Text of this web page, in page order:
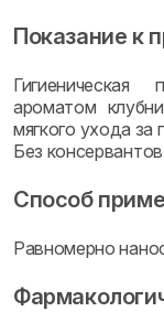
Показание к
ароматом
мягкого ухода за
Без
Способ
Равномерно